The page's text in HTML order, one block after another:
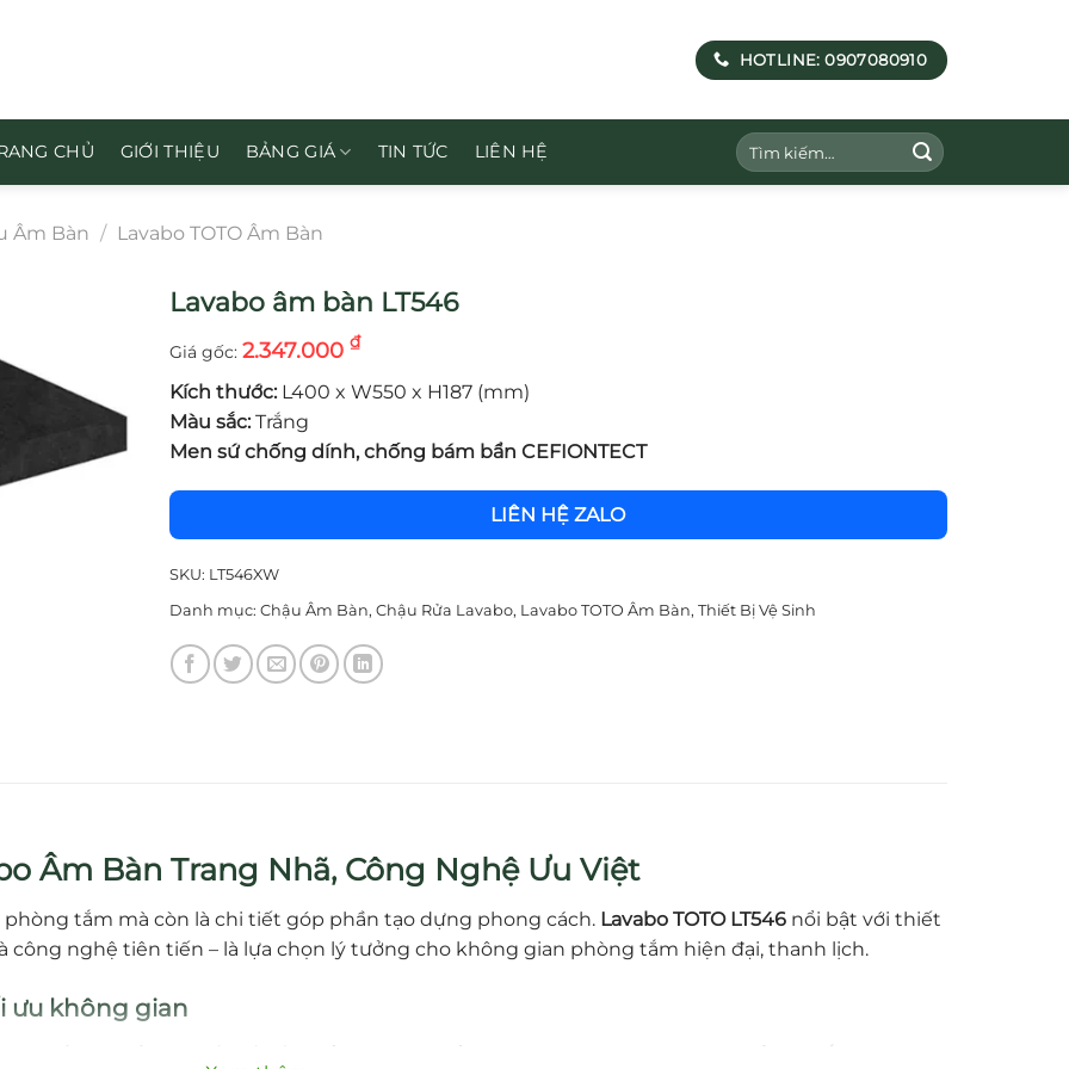
HOTLINE: 0907080910
CHỦ GIỚI THIỆU BẢNG GIÁ TIN TỨC LIÊN HỆ
Tìm
kiếm:
Âm Bàn / Lavabo TOTO Âm Bàn
Lavabo âm bàn LT546
2.347.000 ₫
Kích thước:L400 x W550 x H187 (mm)
Màu sắc:Trắng
Men sứ chống dính, chống bám bẩn CEFIONTECT
LIÊN HỆ ZALO
SKU: LT546XW
Danh mục: Chậu Âm Bàn, Chậu Rửa Lavabo, Lavabo TOTO Âm Bàn, Thiết Bị Vệ Sinh
Âm Bàn Trang Nhã, Công Nghệ Ưu Việt
tắm mà còn là chi tiết góp phần tạo dựng phong cách. Lavabo TOTO LT546 nổi bật với thiết
công nghệ tiên tiến – là lựa chọn lý tưởng cho không gian phòng tắm hiện đại, thanh lịch.
ưu không gian
với thiết kế viền mỏng không nổi (rimless oval), phù hợp hoàn hảo khi lắp đặt chìm